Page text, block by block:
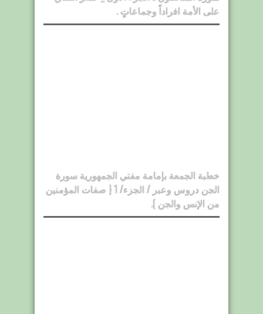
على الأمة افراداً وجماعاتٍ .
خطبة الجمعة بإمامة مفتي الجمهورية سورة
الجن دروس وعبر / الجزء/ 1 { صفات المؤمنين
من الإنس والجن ).